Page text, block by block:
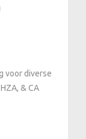
voor diverse
& CA